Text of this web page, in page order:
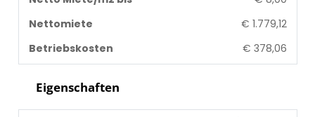
Nettomiete
€ 1.779,12
Betriebskosten
€ 378,06
Eigenschaften